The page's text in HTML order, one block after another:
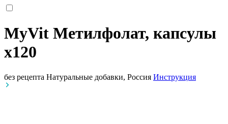
MyVit Метилфолат, капсулы
x120
без рецепта Натуральные добавки, Россия Инструкция